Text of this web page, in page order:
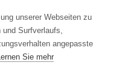
unserer Webseiten zu
Surfverlaufs,
angepasste
Sie mehr